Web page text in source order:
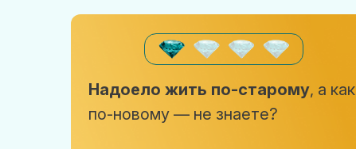
Надоело жить по-старому, а как
по-новому — не знаете?